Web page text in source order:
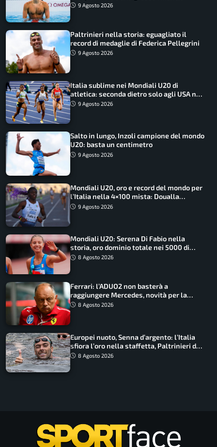
9 Agosto 2026
Paltrinieri nella storia: eguagliato il
record di medaglie di Federica Pellegrini
9 Agosto 2026
Italia sublime nei Mondiali U20 di
atletica: seconda dietro solo agli USA nel
medagliere
9 Agosto 2026
Salto in lungo, Inzoli campione del mondo
U20: basta un centimetro
9 Agosto 2026
Mondiali U20, oro e record del mondo per
l’Italia nella 4×100 mista: Doualla
straordinaria
9 Agosto 2026
Mondiali U20: Serena Di Fabio nella
storia, oro dominio totale nei 5000 di
marcia
8 Agosto 2026
Ferrari: l’ADUO2 non basterà a
raggiungere Mercedes, novità per la
Macarena
8 Agosto 2026
Europei nuoto, Senna d’argento: l’Italia
sfiora l’oro nella staffetta, Paltrinieri da
urlo, il bilancio azzurro
8 Agosto 2026